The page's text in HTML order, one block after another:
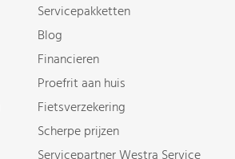
Servicepakketten
Blog
Financieren
Proefrit aan huis
Fietsverzekering
Scherpe prijzen